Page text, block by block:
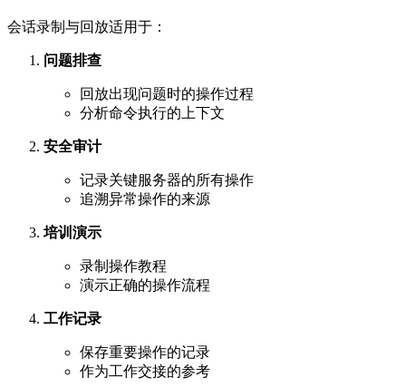
会话录制与回放适用于：
问题排查
回放出现问题时的操作过程
分析命令执行的上下文
安全审计
记录关键服务器的所有操作
追溯异常操作的来源
培训演示
录制操作教程
演示正确的操作流程
工作记录
保存重要操作的记录
作为工作交接的参考